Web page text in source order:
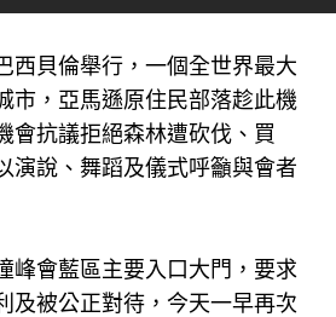
西貝倫舉行，一個全世界最大
市，亞馬遜原住民部落趁此機
會抗議拒絕森林遭砍伐、買
演說、舞蹈及儀式呼籲與會者
峰會藍區主要入口大門，要求
及被公正對待，今天一早再次